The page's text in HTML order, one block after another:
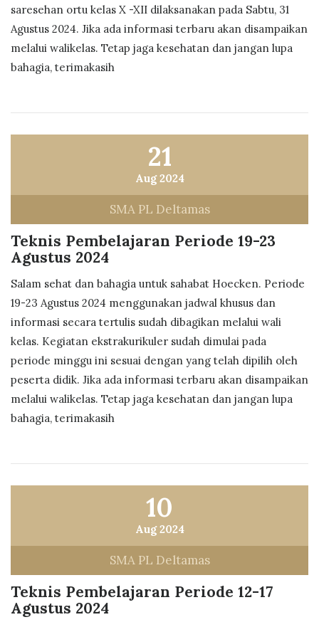
saresehan ortu kelas X -XII dilaksanakan pada Sabtu, 31
Agustus 2024. Jika ada informasi terbaru akan disampaikan
melalui walikelas. Tetap jaga kesehatan dan jangan lupa
bahagia, terimakasih
21
Aug 2024
SMA PL Deltamas
Teknis Pembelajaran Periode 19-23
Agustus 2024
Salam sehat dan bahagia untuk sahabat Hoecken. Periode
19-23 Agustus 2024 menggunakan jadwal khusus dan
informasi secara tertulis sudah dibagikan melalui wali
kelas. Kegiatan ekstrakurikuler sudah dimulai pada
periode minggu ini sesuai dengan yang telah dipilih oleh
peserta didik. Jika ada informasi terbaru akan disampaikan
melalui walikelas. Tetap jaga kesehatan dan jangan lupa
bahagia, terimakasih
10
Aug 2024
SMA PL Deltamas
Teknis Pembelajaran Periode 12-17
Agustus 2024